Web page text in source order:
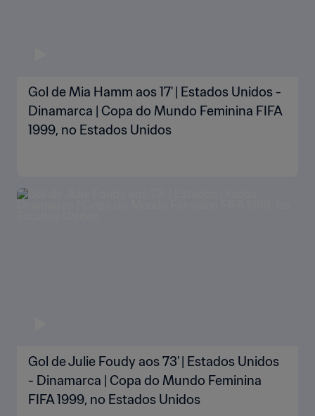
Gol de Mia Hamm aos 17' | Estados Unidos -
Dinamarca | Copa do Mundo Feminina FIFA
1999, no Estados Unidos
Gol de Julie Foudy aos 73' | Estados Unidos
- Dinamarca | Copa do Mundo Feminina
FIFA 1999, no Estados Unidos